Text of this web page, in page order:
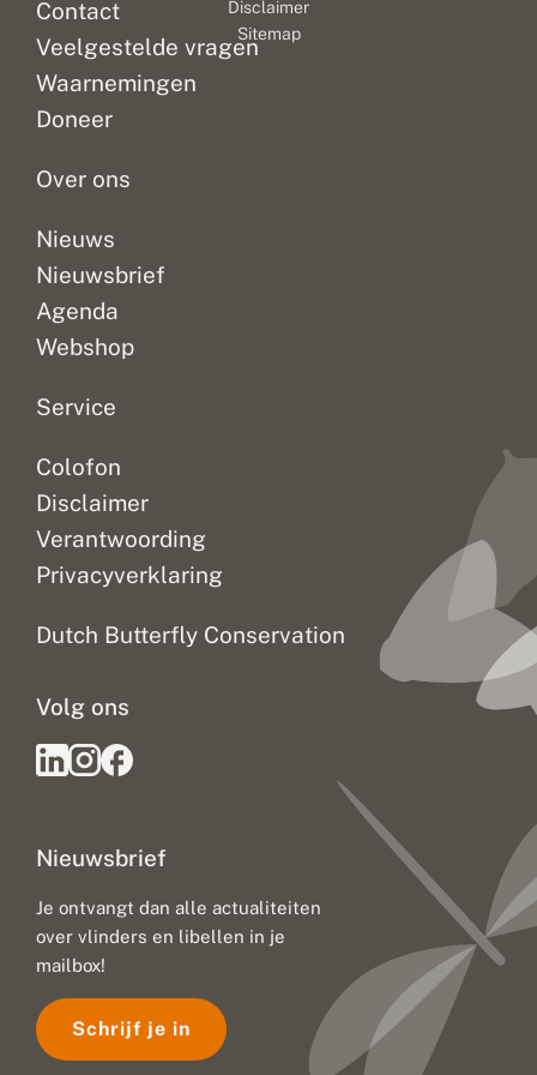
Contact
Veelgestelde vragen
Waarnemingen
Doneer
Over ons
Nieuws
Nieuwsbrief
Agenda
Webshop
Service
Colofon
Disclaimer
Verantwoording
Privacyverklaring
Dutch Butterfly Conservation
Nieuwsbrief
Je ontvangt dan alle actualiteiten
over vlinders en libellen in je
mailbox!
Schrijf je in
Volg ons
Disclaimer
Sitemap